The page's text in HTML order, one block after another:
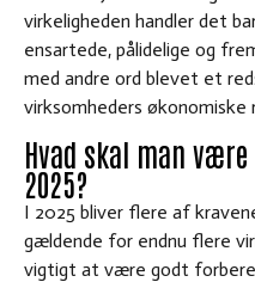
virkeligheden handler det
ensartede, pålidelige og
med andre ord blevet et
virksomheders økonomiske
Hvad skal man
2025?
I 2025 bliver flere af
gældende for endnu flere
vigtigt at være godt